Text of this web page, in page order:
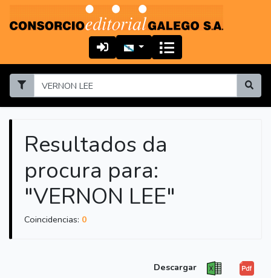
Resultados da
procura para:
"VERNON LEE"
Coincidencias: 0
Descargar